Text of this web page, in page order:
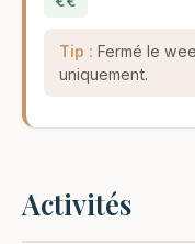
Tip : Fermé le
uniquement.
Activités